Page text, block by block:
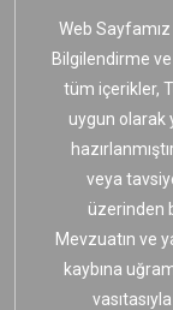
Web
Bilgilendirme
tüm içerikler,
uygun olarak
veya
üzerinden
Mevzuatın ve
kaybına